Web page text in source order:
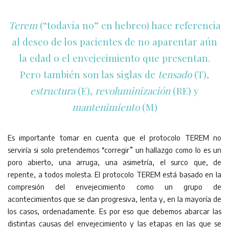
Terem(“todavía no” en hebreo) hace referencia
al deseo de los pacientes de no aparentar aún
la edad o el envejecimiento que presentan.
Pero también son las siglas de tensado(T),
estructura(E), revoluminización(RE) y
mantenimiento(M)
Es importante tomar en cuenta que el protocolo TEREM no
serviría si solo pretendemos “corregir” un hallazgo como lo es un
poro abierto, una arruga, una asimetría, el surco que, de
repente, a todos molesta. El protocolo TEREM está basado en la
compresión del envejecimiento como un grupo de
acontecimientos que se dan progresiva, lenta y, en la mayoría de
los casos, ordenadamente. Es por eso que debemos abarcar las
distintas causas del envejecimiento y las etapas en las que se